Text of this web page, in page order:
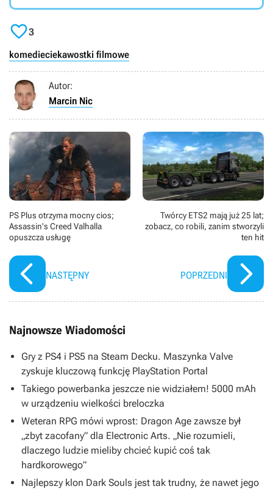
3
komedieciekawostki filmowe
Autor:
Marcin Nic
PS Plus otrzyma mocny cios;
Assassin's Creed Valhalla
opuszcza usługę
NASTĘPNY
Twórcy ETS2 mają już 25 lat;
zobacz, co robili, zanim stworzyli
ten hit
POPRZEDNI
Najnowsze Wiadomości
Gry z PS4 i PS5 na Steam Decku. Maszynka Valve
zyskuje kluczową funkcję PlayStation Portal
Takiego powerbanka jeszcze nie widziałem! 5000 mAh
w urządzeniu wielkości breloczka
Weteran RPG mówi wprost: Dragon Age zawsze był
„zbyt zacofany” dla Electronic Arts. „Nie rozumieli,
dlaczego ludzie mieliby chcieć kupić coś tak
hardkorowego”
Najlepszy klon Dark Souls jest tak trudny, że nawet jego